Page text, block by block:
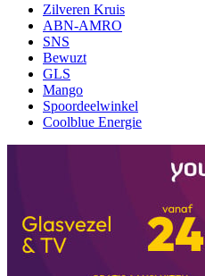
Zilveren Kruis
ABN-AMRO
SNS
Bewuzt
GLS
Mango
Spoordeelwinkel
Coolblue Energie